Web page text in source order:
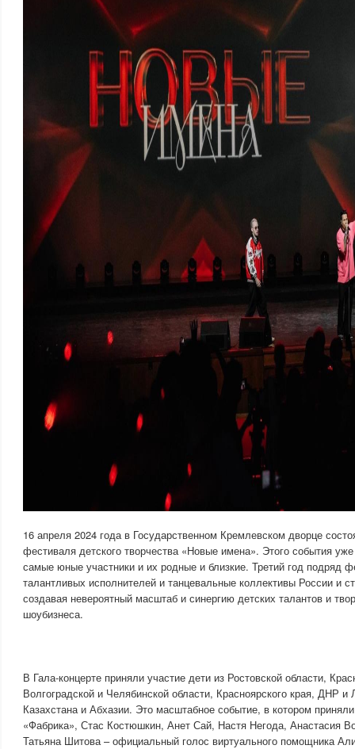
16 апреля 2024 года в Государственном Кремлевском дворце
фестиваля детского творчества «Новые имена». Этого события
самые юные участники и их родные и близкие. Третий год подряд
талантливых исполнителей и танцевальные коллективы России и
создавая невероятный масштаб и синергию детских талантов и
шоубизнеса.
В Гала-концерте приняли участие дети из Ростовской области,
Волгоградской и Челябинской области, Красноярского края, ДНР
Казахстана и Абхазии. Это масштабное событие, в котором
«Фабрика», Стас Костюшкин, Анет Сай, Настя Негода, Анастасия
Татьяна Шитова – официальный голос виртуального помощника